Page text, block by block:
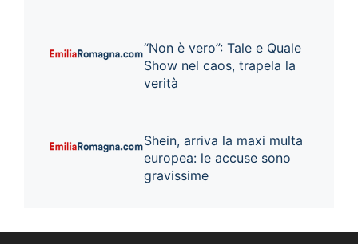
“Non è vero”: Tale e Quale
Show nel caos, trapela la
verità
Shein, arriva la maxi multa
europea: le accuse sono
gravissime